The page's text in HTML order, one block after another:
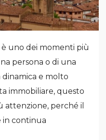
è uno dei momenti più
persona o di una
dinamica e molto
immobiliare, questo
attenzione, perché il
in continua